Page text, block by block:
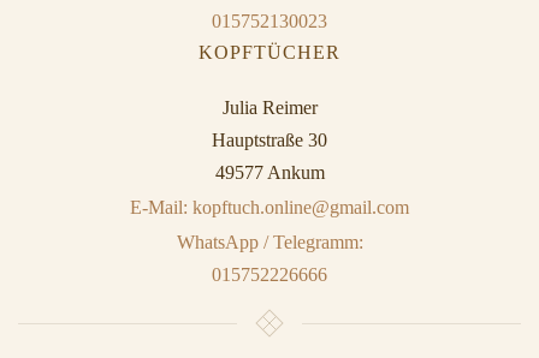
015752130023
KOPFTÜCHER
Julia Reimer
Hauptstraße 30
49577 Ankum
E-Mail: kopftuch.online@gmail.com
WhatsApp / Telegramm:
015752226666